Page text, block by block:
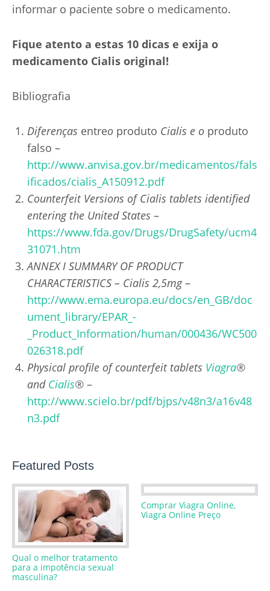
informar o paciente sobre o medicamento.
Fique atento a estas 10 dicas e exija o
medicamento Cialis original!
Bibliografia
Diferenças entreo produto Cialis e o produto
falso –
http://www.anvisa.gov.br/medicamentos/fals
ificados/cialis_A150912.pdf
Counterfeit Versions of Cialis tablets identified
entering the United States –
https://www.fda.gov/Drugs/DrugSafety/ucm4
31071.htm
ANNEX I SUMMARY OF PRODUCT
CHARACTERISTICS – Cialis 2,5mg–
http://www.ema.europa.eu/docs/en_GB/doc
ument_library/EPAR_-
_Product_Information/human/000436/WC500
026318.pdf
Physical profile of counterfeit tablets Viagra®
and Cialis® –
http://www.scielo.br/pdf/bjps/v48n3/a16v48
n3.pdf
Featured Posts
Qual o melhor tratamento
para a impotência sexual
masculina?
Comprar Viagra Online,
Viagra Online Preço